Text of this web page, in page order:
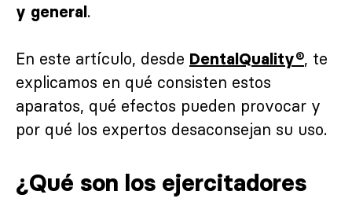
y general.
En este artículo, desde DentalQuality®, te
explicamos en qué consisten estos
aparatos, qué efectos pueden provocar y
por qué los expertos desaconsejan su uso.
¿Qué son los ejercitadores